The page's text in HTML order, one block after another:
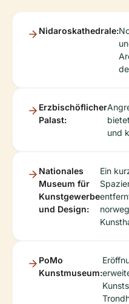
Nidaroskathedrale:
Erzbischöflicher
Palast:
und
Nationales
Museum für
Kunstgewerbe
und Design:
Ein
PoMo
Kunstmuseum: